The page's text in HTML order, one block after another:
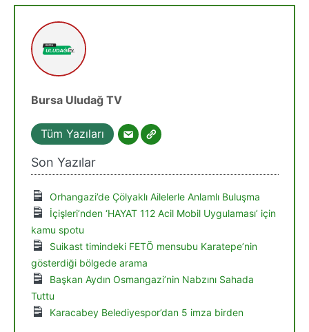
Bursa Uludağ TV
Tüm Yazıları
Son Yazılar
Orhangazi’de Çölyaklı Ailelerle Anlamlı Buluşma
İçişleri’nden ‘HAYAT 112 Acil Mobil Uygulaması’ için
kamu spotu
Suikast timindeki FETÖ mensubu Karatepe’nin
gösterdiği bölgede arama
Başkan Aydın Osmangazi’nin Nabzını Sahada
Tuttu
Karacabey Belediyespor’dan 5 imza birden